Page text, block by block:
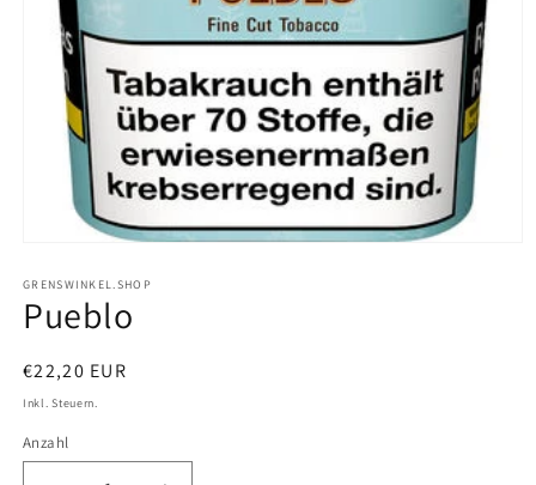
in
Modal
öffnen
GRENSWINKEL.SHOP
Pueblo
Normaler
Preis
€22,20 EUR
Inkl. Steuern.
Anzahl